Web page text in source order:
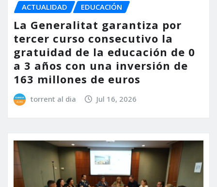
ACTUALIDAD EDUCACIÓN
La Generalitat garantiza por
tercer curso consecutivo la
gratuidad de la educación de 0
a 3 años con una inversión de
163 millones de euros
torrent al dia Jul 16, 2026